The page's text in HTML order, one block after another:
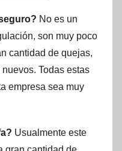
No es un
son muy poco
cantidad de quejas,
Todas estas
empresa sea muy
Usualmente este